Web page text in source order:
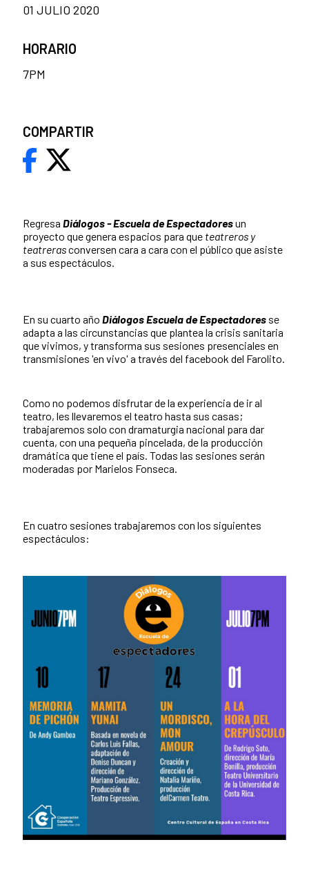
Regresa Diálogos - Escuela de Espectadoresun
proyecto que genera espacios para que teatreros y
teatrerasconversen cara a cara con el público que asiste
a sus espectáculos.
En su cuarto año Diálogos Escuela de Espectadores se
adapta a las circunstancias que plantea la crisis sanitaria
que vivimos, y transforma sus sesiones presenciales en
transmisiones 'en vivo' a través del facebook del Farolito.
Como no podemos disfrutar de la experiencia de ir al
teatro, les llevaremos el teatro hasta sus casas;
trabajaremos solo con dramaturgia nacional para dar
cuenta, con una pequeña pincelada, de la producción
dramática que tiene el país. Todas las sesiones serán
moderadas por Marielos Fonseca.
En cuatro sesiones trabajaremos con los siguientes
espectáculos:
01 JULIO 2020
HORARIO
7PM
COMPARTIR